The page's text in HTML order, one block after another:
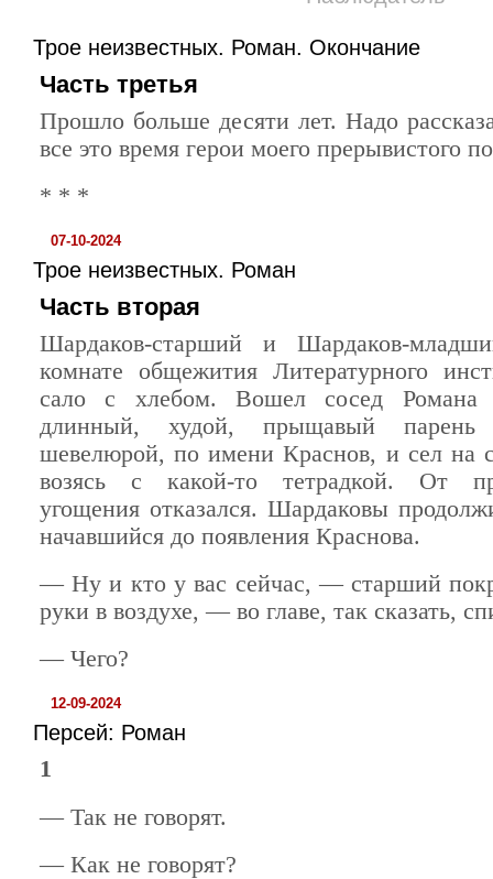
Трое неизвестных. Роман. Окончание
Часть третья
Прошло больше десяти лет. Надо
все это время герои моего прерывистого
* * *
07-10-2024
Трое неизвестных. Роман
Часть вторая
Шардаков-старший и Шардаков-
комнате общежития Литературного
сало с хлебом. Вошел сосед Романа
длинный, худой, прыщавый
шевелюрой, по имени Краснов, и сел на
возясь с какой-то тетрадкой. От
угощения отказался. Шардаковы
начавшийся до появления Краснова.
— Ну и кто у вас сейчас, — старший
руки в воздухе, — во главе, так сказать,
— Чего?
12-09-2024
Персей: Роман
1
— Так не говорят.
— Как не говорят?